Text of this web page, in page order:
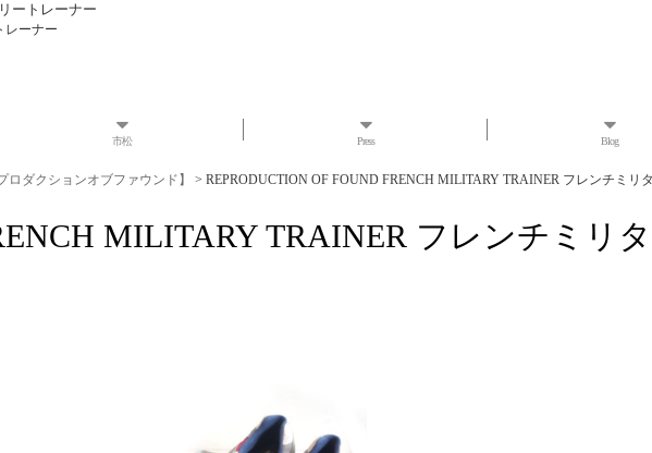
ートレーナー
レーナー
市松 Press Blog
ロダクションオブファウンド】 > REPRODUCTION OF FOUND FRENCH MILITARY TRAINER フレンチミリ
MILITARY TRAINER フレンチミリ